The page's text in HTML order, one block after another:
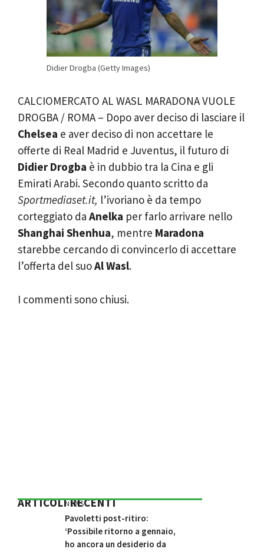
Didier Drogba (Getty Images)
CALCIOMERCATO AL WASL MARADONA VUOLE
DROGBA / ROMA – Dopo aver deciso di lasciare il
Chelsea e aver deciso di non accettare le
offerte di Real Madrid e Juventus, il futuro di
Didier Drogba è in dubbio tra la Cina e gli
Emirati Arabi. Secondo quanto scritto da
Sportmediaset.it, l’ivoriano è da tempo
corteggiato da Anelka per farlo arrivare nello
Shanghai Shenhua, mentre Maradona
starebbe cercando di convincerlo di accettare
l’offerta del suoAl Wasl.
I commenti sono chiusi.
ARTICOLI RECENTI
NEWS
Pavoletti post-ritiro:
‘Possibile ritorno a gennaio,
ho ancora un desiderio da